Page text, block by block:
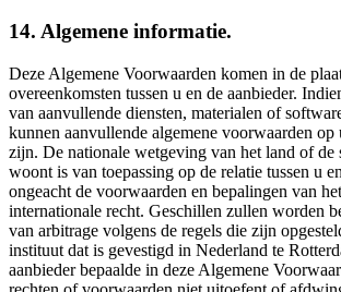
14. Algemene informatie.
Deze Algemene Voorwaarden komen in de
overeenkomsten tussen u en de aanbieder.
van aanvullende diensten, materialen of
kunnen aanvullende algemene voorwaarden op
zijn. De nationale wetgeving van het land of de
woont is van toepassing op de relatie tussen u
ongeacht de voorwaarden en bepalingen van
internationale recht. Geschillen zullen worden
van arbitrage volgens de regels die zijn
instituut dat is gevestigd in Nederland te
aanbieder bepaalde in deze Algemene